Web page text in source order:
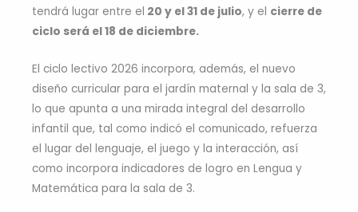
tendrá lugar entre el 20 y el 31 de julio, y el cierre de
ciclo será el 18 de diciembre.
El ciclo lectivo 2026 incorpora, además, el nuevo
diseño curricular para el jardín maternal y la sala de 3,
lo que apunta a una mirada integral del desarrollo
infantil que, tal como indicó el comunicado, refuerza
el lugar del lenguaje, el juego y la interacción, así
como incorpora indicadores de logro en Lengua y
Matemática para la sala de 3.